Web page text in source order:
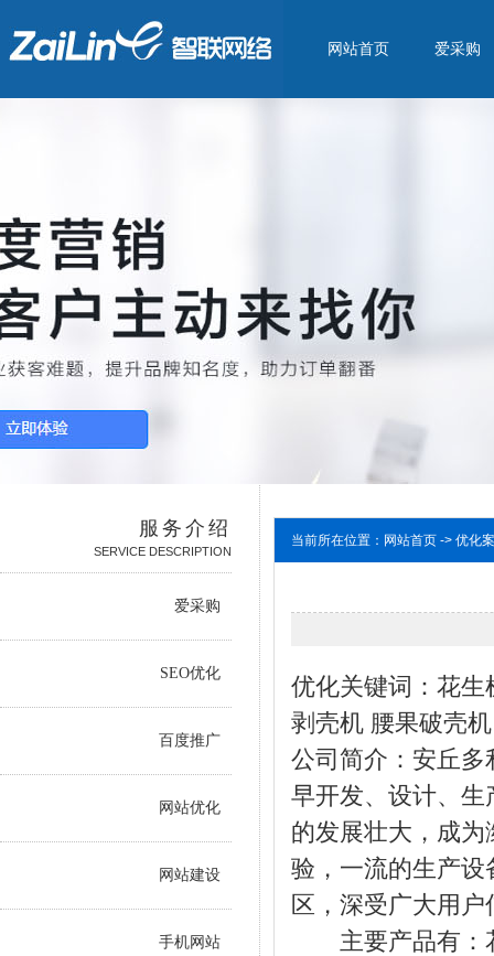
网站首页 爱采购
服务介绍
SERVICE DESCRIPTION
爱采购
SEO优化
百度推广
网站优化
网站建设
手机网站
当前所在位置：网站首页 -> 优化
优化关键词：花
剥壳机 腰果破壳机
公司简介：安丘
早开发、设计、
的发展壮大，成
验，一流的生产
区，深受广大用
主要产品有：花